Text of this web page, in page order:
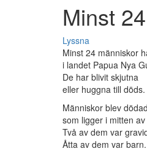
Minst
Lyssna
Minst 24 människor
i landet Papua Nya
De har blivit skjutna
eller huggna till döds.
Människor blev
som ligger i mitten
Två av dem var
Åtta av dem var barn.